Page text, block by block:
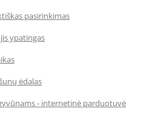
pasirinkimas
ypatingas
ėdalas
- internetinė parduotuvė